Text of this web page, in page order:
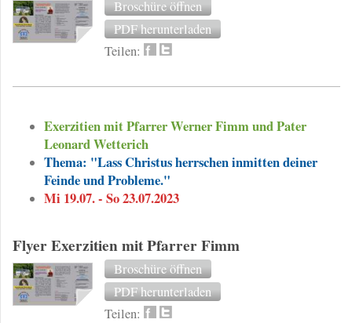
Broschüre öffnen
PDF herunterladen
Teilen:
Exerzitien mit Pfarrer Werner Fimm und Pater
Leonard Wetterich
Thema: "Lass Christus herrschen inmitten deiner
Feinde und Probleme."
Mi 19.07. - So 23.07.2023
Flyer Exerzitien mit Pfarrer Fimm
Broschüre öffnen
PDF herunterladen
Teilen: